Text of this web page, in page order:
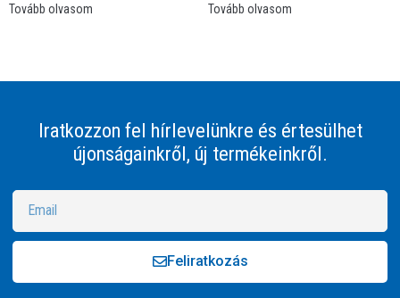
Tovább olvasom Tovább olvasom
Iratkozzon fel hírlevelünkre és értesülhet
újonságainkről, új termékeinkről.
Feliratkozás